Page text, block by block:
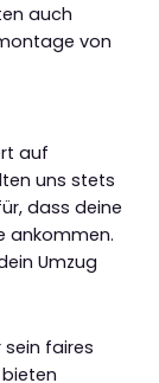
auch
von
auf
uns stets
dass deine
ankommen.
Umzug
faires